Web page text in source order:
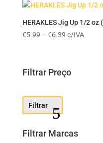
through
€6.39
HERAKLES Jig Up 1/2 oz
€5.99 – €6.39Price
through
€6.39
c/IVA
Filtrar Preço
Filtrar
Filtrar Marcas